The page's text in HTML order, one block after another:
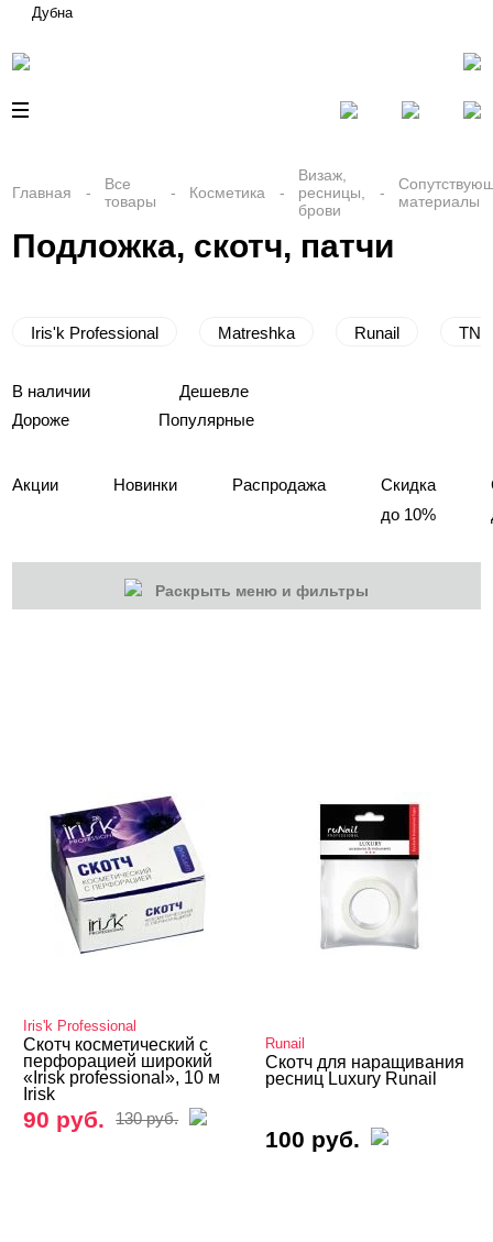
Дубна
Главная
Все
товары
Косметика
Визаж,
ресницы,
брови
материалы
Подложка, скотч, патчи
Iris'k Professional Matreshka Runail TNL
В наличии
Дешевле
Дороже
Популярные
Акции Новинки Распродажа
Скидка
до 10%
Раскрыть меню и фильтры
Волосы
Массаж
Парафинотерапия
Солярий
Шугаринг, фитосмола
Депиляция, парафинотерапия
Мезотерапия
Iris'k Professional
Скотч косметический с
перфорацией широкий
«Irisk professional», 10 м
Irisk
90 руб. 130 руб.
Runail
Скотч для наращивания
ресниц Luxury Runail
100 руб.